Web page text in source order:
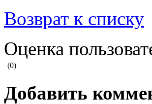
Возврат к списку
Оценка
(0)
Добавить